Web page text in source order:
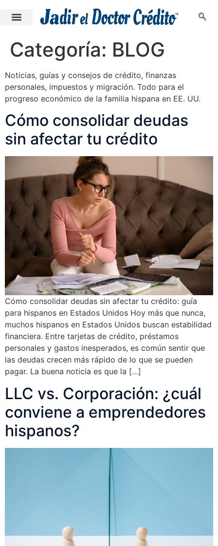
Categoría: BLOG
Noticias, guías y consejos de crédito, finanzas
personales, impuestos y migración. Todo para el
progreso económico de la familia hispana en EE. UU.
Cómo consolidar deudas
sin afectar tu crédito
Cómo consolidar deudas sin afectar tu crédito: guía
para hispanos en Estados Unidos Hoy más que nunca,
muchos hispanos en Estados Unidos buscan estabilidad
financiera. Entre tarjetas de crédito, préstamos
personales y gastos inesperados, es común sentir que
las deudas crecen más rápido de lo que se pueden
pagar. La buena noticia es que la […]
LLC vs. Corporación: ¿cuál
conviene a emprendedores
hispanos?